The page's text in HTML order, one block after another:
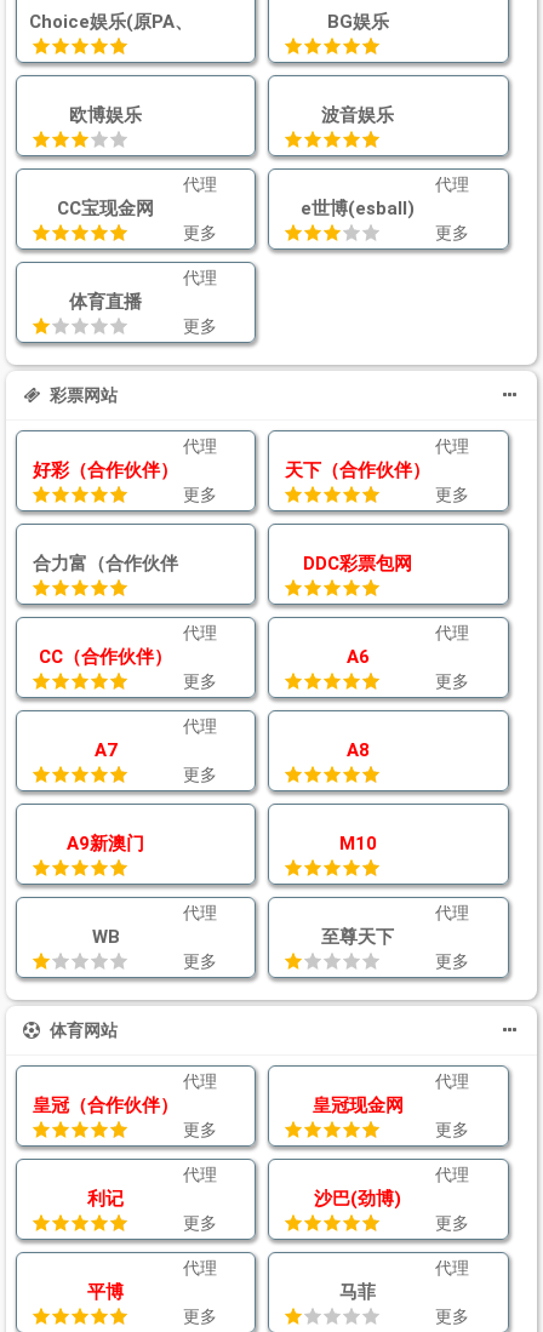
Choice娱乐(原PA、旧AG） BG娱乐
欧博娱乐 波音娱乐
CC宝现金网
代理
更多
e世博(esball)
代理
更多
体育直播
代理
更多
彩票网站
好彩（合作伙伴）
代理
更多
天下（合作伙伴）
代理
更多
合力富（合作伙伴 DDC彩票包网
CC（合作伙伴）
代理
更多
A6
代理
更多
A7
代理
更多
A8
A9新澳门 M10
WB
代理
更多
至尊天下
代理
更多
体育网站
皇冠（合作伙伴）
代理
更多
皇冠现金网
代理
更多
利记
代理
更多
沙巴(劲博)
代理
更多
平博
代理
更多
马菲
代理
更多